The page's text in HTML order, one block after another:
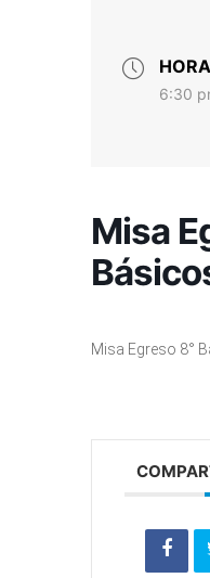
HORA
6:30
Misa
Misa Egreso 8°